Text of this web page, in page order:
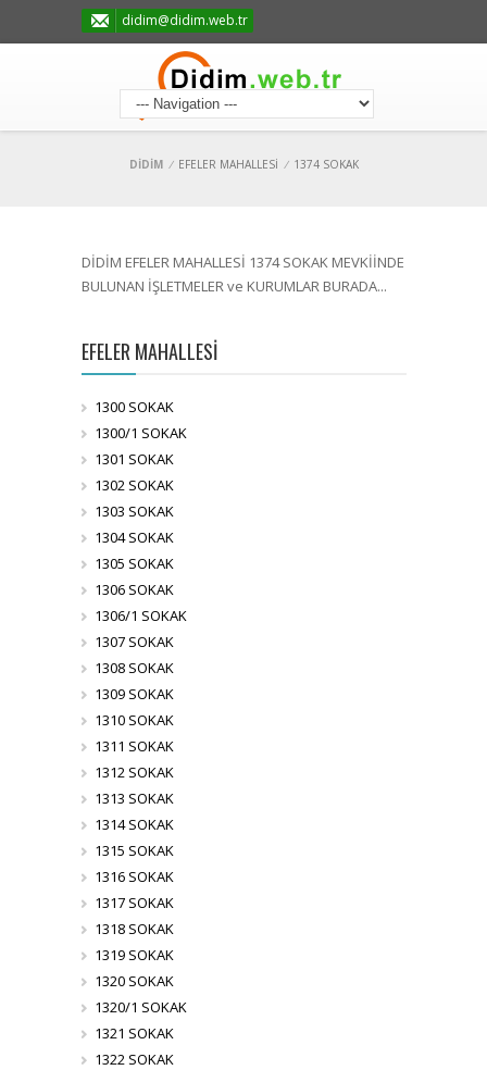
didim@didim.web.tr
DİDİM / EFELER MAHALLESİ / 1374 SOKAK
DİDİM EFELER MAHALLESİ 1374 SOKAK MEVKİİNDE
BULUNAN İŞLETMELER ve KURUMLAR BURADA...
EFELER MAHALLESİ
1300 SOKAK
1300/1 SOKAK
1301 SOKAK
1302 SOKAK
1303 SOKAK
1304 SOKAK
1305 SOKAK
1306 SOKAK
1306/1 SOKAK
1307 SOKAK
1308 SOKAK
1309 SOKAK
1310 SOKAK
1311 SOKAK
1312 SOKAK
1313 SOKAK
1314 SOKAK
1315 SOKAK
1316 SOKAK
1317 SOKAK
1318 SOKAK
1319 SOKAK
1320 SOKAK
1320/1 SOKAK
1321 SOKAK
1322 SOKAK